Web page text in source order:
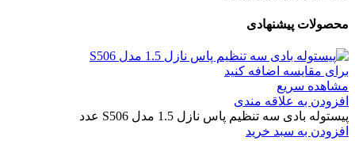
محصولات پیشنهادی
برای مقایسه اضافه کنید
مشاهده سریع
افزودن به علاقه مندی
پیستوله بادی سه تنظیم پاس نازل 1.5 مدل S506 عدد
افزودن به سبد خرید